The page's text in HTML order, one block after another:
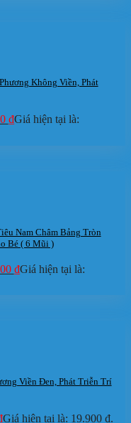
Không Viền, Phát
₫Giá hiện tại là:
Nam Châm Bảng Tròn
Bé ( 6 Mũi )
₫Giá hiện tại là:
Viền Đen, Phát Triễn Trí
Giá hiện tại là: 19.900 ₫.